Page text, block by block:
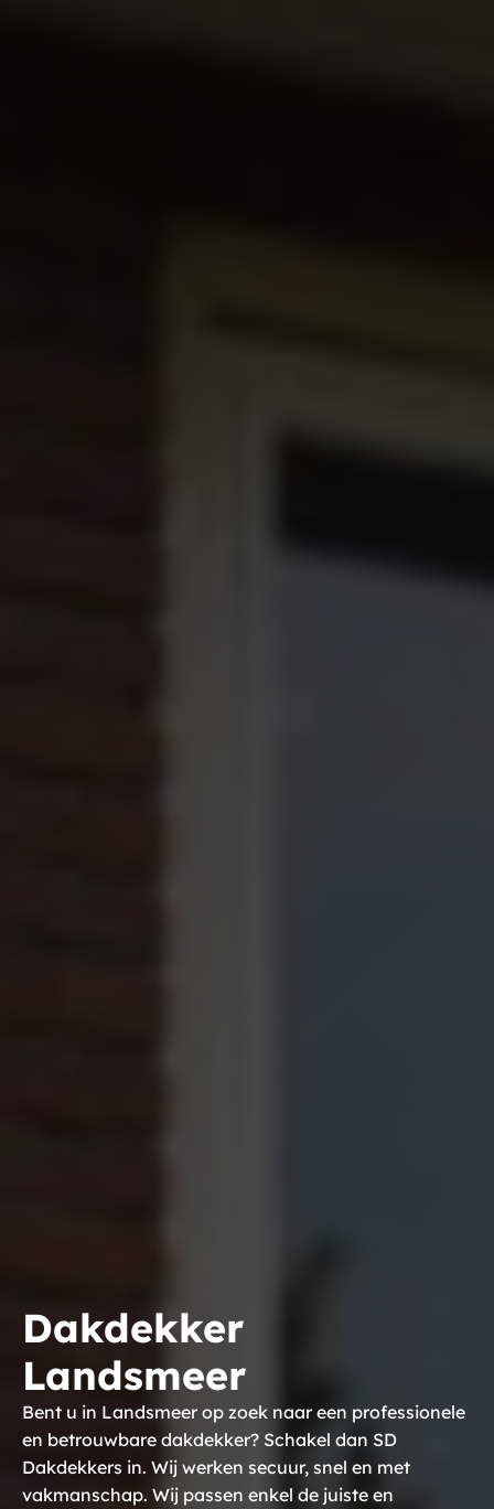
Dakdekker
Landsmeer
Bent u in Landsmeer op zoek naar een professionele
en betrouwbare dakdekker? Schakel dan SD
Dakdekkers in. Wij werken secuur, snel en met
vakmanschap. Wij passen enkel de juiste en